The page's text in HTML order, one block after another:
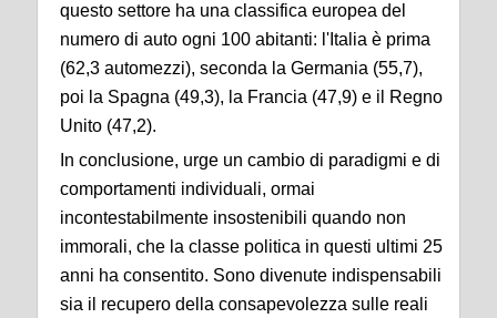
questo settore ha una classifica europea del
numero di auto ogni 100 abitanti: l'Italia è prima
(62,3 automezzi), seconda la Germania (55,7),
poi la Spagna (49,3), la Francia (47,9) e il Regno
Unito (47,2).
In conclusione, urge un cambio di paradigmi e di
comportamenti individuali, ormai
incontestabilmente insostenibili quando non
immorali, che la classe politica in questi ultimi 25
anni ha consentito. Sono divenute indispensabili
sia il recupero della consapevolezza sulle reali